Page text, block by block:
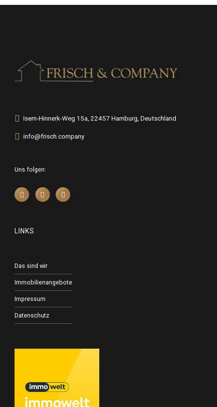
Isern-Hinnerk-Weg 15a, 22457 Hamburg, Deutschland
info@frisch.company
Uns folgen:
LINKS
Das sind wir
Immobilienangebote
Impressum
Datenschutz